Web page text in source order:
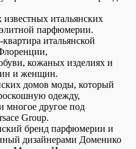
итальянских
парфюмерии.
итальянской
кожаных изделиях и
и женщин.
домов моды, который
одежду,
многое другое под
Group.
бренд парфюмерии и
дизайнерами Доменико